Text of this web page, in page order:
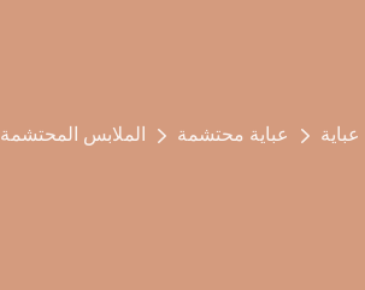
الملابس المحتشمة عباية محتشمة عباية